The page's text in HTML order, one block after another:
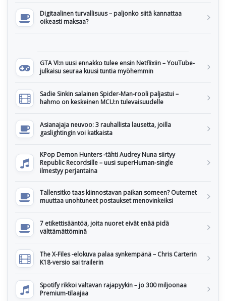
Digitaalinen turvallisuus – paljonko siitä kannattaa
oikeasti maksaa?
GTA VI:n uusi ennakko tulee ensin Netflixiin – YouTube-
julkaisu seuraa kuusi tuntia myöhemmin
Sadie Sinkin salainen Spider-Man-rooli paljastui –
hahmo on keskeinen MCU:n tulevaisuudelle
Asianajaja neuvoo: 3 rauhallista lausetta, joilla
gaslightingin voi katkaista
KPop Demon Hunters -tähti Audrey Nuna siirtyy
Republic Recordsille – uusi superHuman-single
ilmestyy perjantaina
Tallensitko taas kiinnostavan paikan someen? Outernet
muuttaa unohtuneet postaukset menovinkeiksi
7 etikettisääntöä, joita nuoret eivät enää pidä
välttämättöminä
The X-Files -elokuva palaa synkempänä – Chris Carterin
K18-versio sai trailerin
Spotify rikkoi valtavan rajapyykin – jo 300 miljoonaa
Premium-tilaajaa